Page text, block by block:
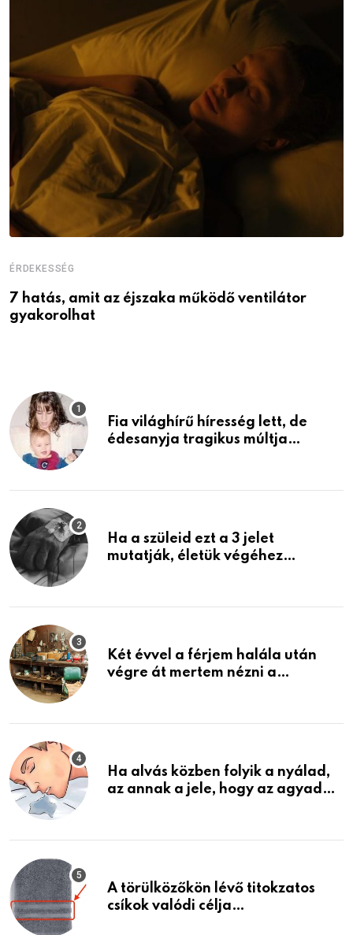
ÉRDEKESSÉG
7 hatás, amit az éjszaka működő ventilátor
gyakorolhat
Fia világhírű híresség lett, de
édesanyja tragikus múltja
Ha a szüleid ezt a 3 jelet
mutatják, életük végéhez
Két évvel a férjem halála után
végre át mertem nézni a
életemet
Ha alvás közben folyik a nyálad,
az annak a jele, hogy az agyad…
A törülközőkön lévő titokzatos
csíkok valódi célja…